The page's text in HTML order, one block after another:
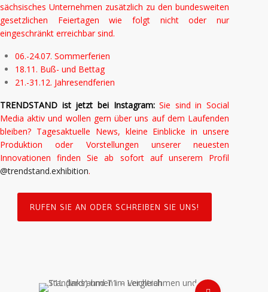
sächsisches Unternehmen zusätzlich zu den bundesweiten
gesetzlichen Feiertagen wie folgt nicht oder nur
eingeschränkt erreichbar sind.
06.-24.07. Sommerferien
18.11. Buß- und Bettag
21.-31.12. Jahresendferien
TRENDSTAND ist jetzt bei Instagram:Sie sind in Social
Media aktiv und wollen gern über uns auf dem Laufenden
bleiben? Tagesaktuelle News, kleine Einblicke in unsere
Produktion oder Vorstellungen unserer neuesten
Innovationen finden Sie ab sofort auf unserem Profil
@trendstand.exhibition.
RUFEN SIE AN ODER SCHREIBEN SIE UNS!